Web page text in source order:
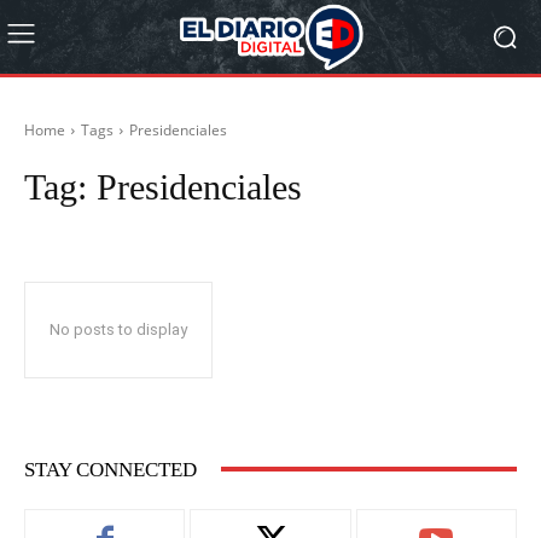
Home Tags Presidenciales
Tag: Presidenciales
No posts to display
STAY CONNECTED